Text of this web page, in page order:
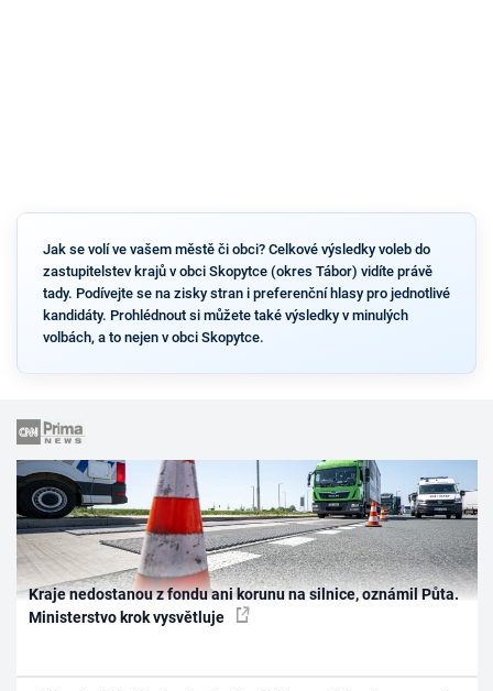
Jak se volí ve vašem městě či obci? Celkové výsledky voleb do
zastupitelstev krajů v obci Skopytce (okres Tábor) vidíte právě
tady. Podívejte se na zisky stran i preferenční hlasy pro jednotlivé
kandidáty. Prohlédnout si můžete také výsledky v minulých
volbách, a to nejen v obci Skopytce.
Kraje nedostanou z fondu ani korunu na silnice, oznámil Půta.
Ministerstvo krok vysvětluje